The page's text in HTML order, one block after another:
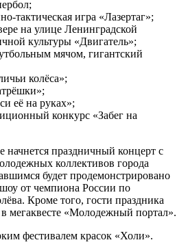
тактическая игра «Лазертаг»;
на улице Ленинградской
культуры «Двигатель»;
мячом, гигантский
колёса»;
её на руках»;
конкурс «Забег на
начнется праздничный концерт с
коллективов города
будет продемонстрировано
от чемпиона России по
Кроме того, гости праздника
в мегаквесте «Молодежный портал».
фестивалем красок «Холи».